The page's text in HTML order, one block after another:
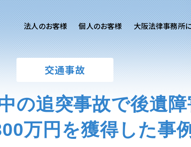
法人のお客様
労務専用サイト
イト
個人のお客様
客様ご相談
刑事事件
損害賠償
大阪法律事務所
交通事故
の追突事故で後遺
万円を獲得した事例